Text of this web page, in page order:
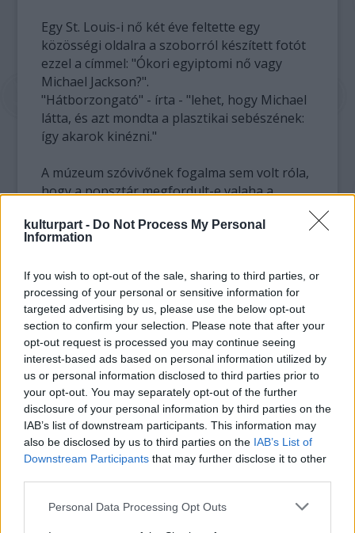
kulturpart - Do Not Process My Personal
Information
If you wish to opt-out of the sale, sharing to third parties, or
processing of your personal or sensitive information for
targeted advertising by us, please use the below opt-out
section to confirm your selection. Please note that after your
opt-out request is processed you may continue seeing
interest-based ads based on personal information utilized by
us or personal information disclosed to third parties prior to
your opt-out. You may separately opt-out of the further
disclosure of your personal information by third parties on the
IAB’s list of downstream participants. This information may
also be disclosed by us to third parties on the IAB’s List of
Downstream Participants that may further disclose it to other
Please note that this website/app uses one or more Google
Personal Data Processing Opt Outs
Egy St. Louis-i nő két éve feltette egy
közösségi oldalra a szoborról készített fotót
ezzel a címmel: "Ókori egyiptomi nő vagy
Michael Jackson?".
"Hátborzongató" - írta - "lehet, hogy Michael
látta, és azt mondta a plasztikai sebészének:
így akarok kinézni."
A múzeum szóvivőnek fogalma sem volt róla,
hogy a popsztár megfordult-e valaha a
"meghökkentő" a hasonlóság.
www.kulturpart.hu/zene/14226/
Véleményes
Jacko akkor nézett volna ki a legjobban, ha
egyetlen plasztikai műtétet sem csináltat magán.
A Thriller borítóján egészen helyes volt. Ha
megáll a plasztikai beavatkozásokkal mondjuk a
Bad idején, még akkor is elfogadhatóan nézett
volna ki. De ezek a plasztikai műtétek olyanok,
mint a tetoválások. Ha elkezdted, nem lehet
leállni vele.